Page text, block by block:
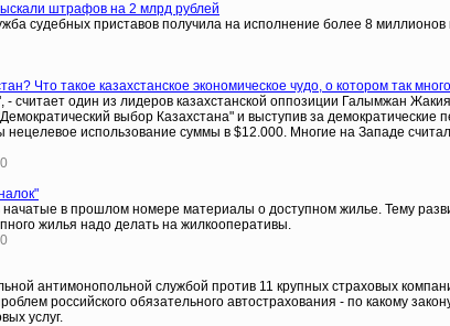
штрафов на 2 млрд рублей
судебных приставов получила на исполнение более 8
Что такое казахстанское экономическое чудо, о котором так
считает один из лидеров казахстанской оппозиции Галымжан
выбор Казахстана" и выступив за
нецелевое использование суммы в $12.000. Многие на Западе
в прошлом номере материалы о доступном жилье. Тему
жилья надо делать на жилкооперативы.
антимонопольной службой против 11 крупных страховых
российского обязательного автострахования - по какому
услуг.